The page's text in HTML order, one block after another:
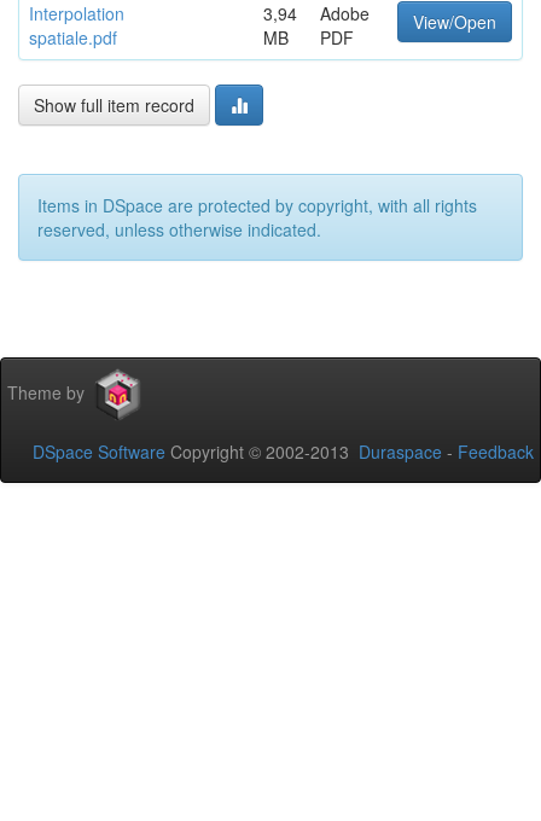
Interpolation
spatiale.pdf
3,94
MB
Adobe
PDF
View/Open
Show full item record
Items in DSpace are protected by copyright, with all rights
reserved, unless otherwise indicated.
Theme by
DSpace Software Copyright © 2002-2013 Duraspace - Feedback